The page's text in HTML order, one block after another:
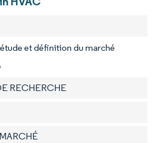
et définition du marché
RECHERCHE